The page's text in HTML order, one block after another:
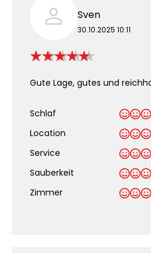
Sven
30.10.2025 10:11
Gute Lage, gutes und
Schlaf
Location
Service
Sauberkeit
Zimmer